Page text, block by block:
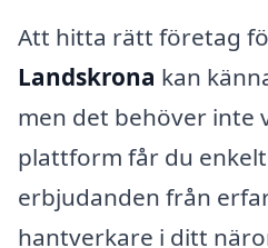
Att hitta rätt företag
Landskrona kan
men det behöver inte
plattform får du
erbjudanden från
hantverkare i ditt